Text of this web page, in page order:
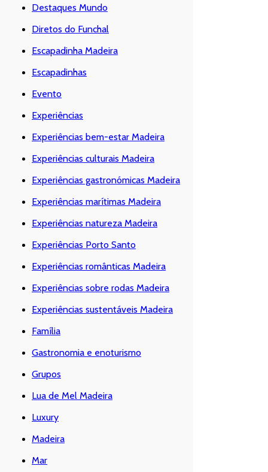
Destaques Mundo
Diretos do Funchal
Escapadinha Madeira
Escapadinhas
Evento
Experiências
Experiências bem-estar Madeira
Experiências culturais Madeira
Experiências gastronómicas Madeira
Experiências marítimas Madeira
Experiências natureza Madeira
Experiências Porto Santo
Experiências românticas Madeira
Experiências sobre rodas Madeira
Experiências sustentáveis Madeira
Família
Gastronomia e enoturismo
Grupos
Lua de Mel Madeira
Luxury
Madeira
Mar